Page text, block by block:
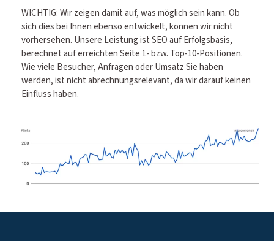
WICHTIG: Wir zeigen damit auf, was möglich sein kann. Ob
sich dies bei Ihnen ebenso entwickelt, können wir nicht
vorhersehen. Unsere Leistung ist SEO auf Erfolgsbasis,
berechnet auf erreichten Seite 1- bzw. Top-10-Positionen.
Wie viele Besucher, Anfragen oder Umsatz Sie haben
werden, ist nicht abrechnungsrelevant, da wir darauf keinen
Einfluss haben.